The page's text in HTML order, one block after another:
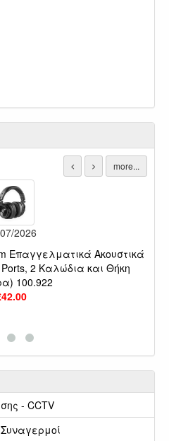
more...
2026
Επαγγελματικά Ακουστικά
2 Καλώδια και Θήκη
100.922
- CCTV